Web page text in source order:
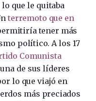
que le quitaba
terremoto que en
tener más
político. A los 17
Comunista
de sus líderes
lo que viajó en
más preciados